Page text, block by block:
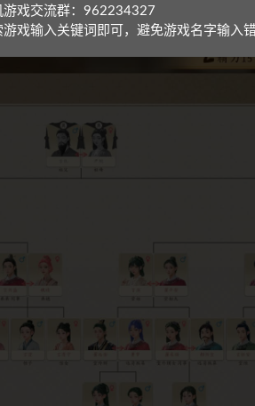
游戏交流群：962234327
游戏输入关键词即可，避免游戏名字输入